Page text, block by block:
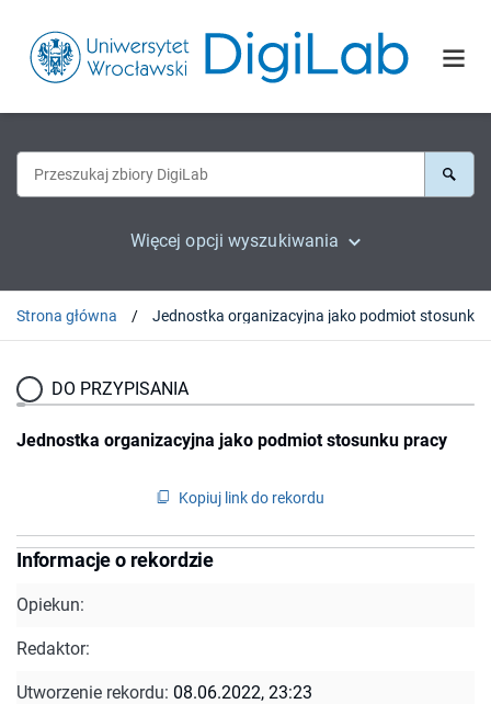
Więcej opcji wyszukiwania
Strona główna
DO PRZYPISANIA
Jednostka organizacyjna jako podmiot stosunku pracy
Kopiuj link do rekordu
Informacje o rekordzie
Opiekun:
Redaktor:
Utworzenie rekordu: 08.06.2022, 23:23